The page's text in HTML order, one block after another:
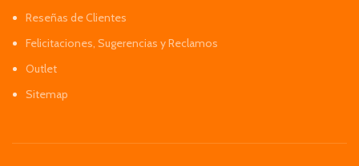
Reseñas de Clientes
Felicitaciones, Sugerencias y Reclamos
Outlet
Sitemap